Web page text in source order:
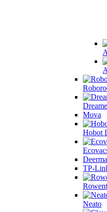
Dreame
Mova
Hobot
Deerma
TP-
Neato